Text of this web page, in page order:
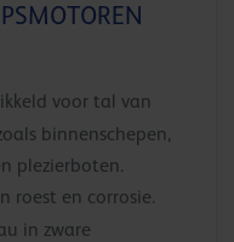
voor tal van
binnenschepen,
plezierboten.
roest en corrosie.
in zware